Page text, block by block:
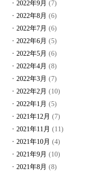
2022年9月 (7)
2022年8月 (6)
2022年7月 (6)
2022年6月 (5)
2022年5月 (6)
2022年4月 (8)
2022年3月 (7)
2022年2月 (10)
2022年1月 (5)
2021年12月 (7)
2021年11月 (11)
2021年10月 (4)
2021年9月 (10)
2021年8月 (8)